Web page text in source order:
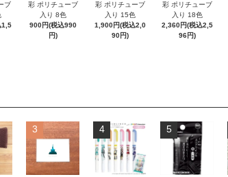
ブ
1,5
彩 ポリチューブ
入り 8色
900円(税込990
円)
彩 ポリチューブ
入り 15色
1,900円(税込2,0
90円)
彩 ポリチューブ
入り 18色
2,360円(税込2,5
96円)
3 4 5